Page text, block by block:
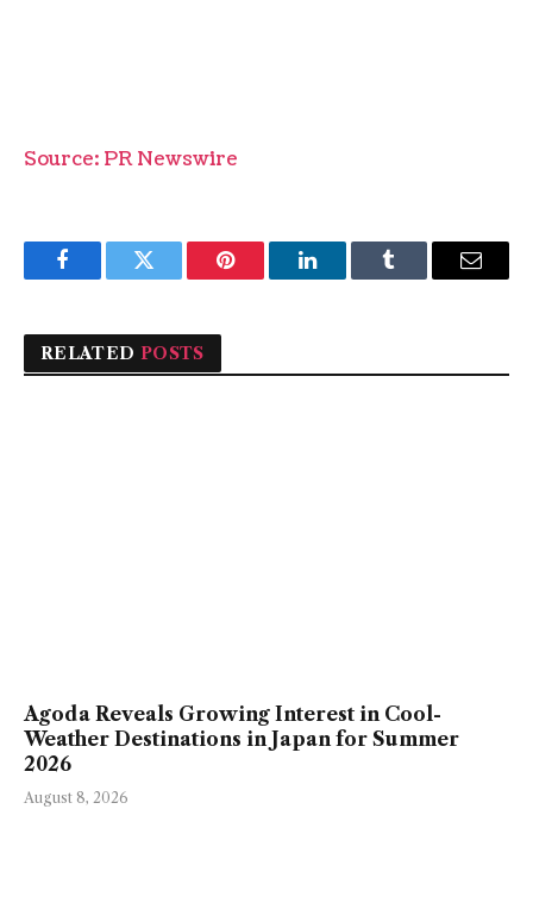
Source: PR Newswire
FacebookTwitter Pinterest LinkedInTumblr Email
RELATED POSTS
Agoda Reveals Growing Interest in Cool-
Weather Destinations in Japan for Summer
2026
August 8, 2026